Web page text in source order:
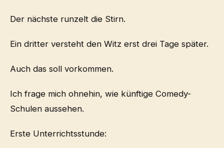
Der nächste runzelt die Stirn.
Ein dritter versteht den Witz erst drei Tage später.
Auch das soll vorkommen.
Ich frage mich ohnehin, wie künftige Comedy-
Schulen aussehen.
Erste Unterrichtsstunde: